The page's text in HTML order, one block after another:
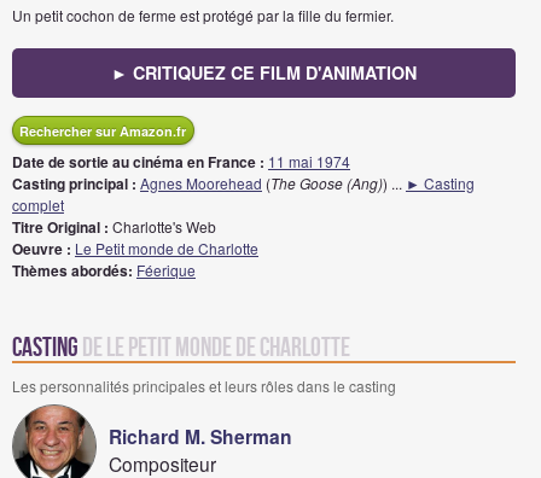
Un petit cochon de ferme est protégé par la fille du fermier.
► CRITIQUEZ CE FILM D'ANIMATION
Rechercher sur Amazon.fr
Date de sortie au cinéma en France : 11 mai 1974
Casting principal : Agnes Moorehead (The Goose (Ang)) ... ► Casting
complet
Titre Original : Charlotte's Web
Oeuvre : Le Petit monde de Charlotte
Thèmes abordés: Féerique
Casting de Le Petit Monde de Charlotte
Les personnalités principales et leurs rôles dans le casting
Richard M. Sherman
Compositeur